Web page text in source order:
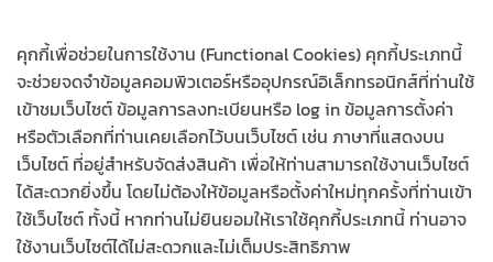
คุกกี้เพื่อช่วยในการใช้งาน (Functional Cookies) คุกกี้ประเภทนี้
จะช่วยจดจำข้อมูลคอมพิวเตอร์หรืออุปกรณ์อิเล็กทรอนิกส์ที่ท่านใช้
เข้าชมเว็บไซต์ ข้อมูลการลงทะเบียนหรือ log in ข้อมูลการตั้งค่า
หรือตัวเลือกที่ท่านเคยเลือกไว้บนเว็บไซต์ เช่น ภาษาที่แสดงบน
เว็บไซต์ ที่อยู่สำหรับจัดส่งสินค้า เพื่อให้ท่านสามารถใช้งานเว็บไซต์
ได้สะดวกยิ่งขึ้น โดยไม่ต้องให้ข้อมูลหรือตั้งค่าใหม่ทุกครั้งที่ท่านเข้า
ใช้เว็บไซต์ ทั้งนี้ หากท่านไม่ยินยอมให้เราใช้คุกกี้ประเภทนี้ ท่านอาจ
ใช้งานเว็บไซต์ได้ไม่สะดวกและไม่เต็มประสิทธิภาพ